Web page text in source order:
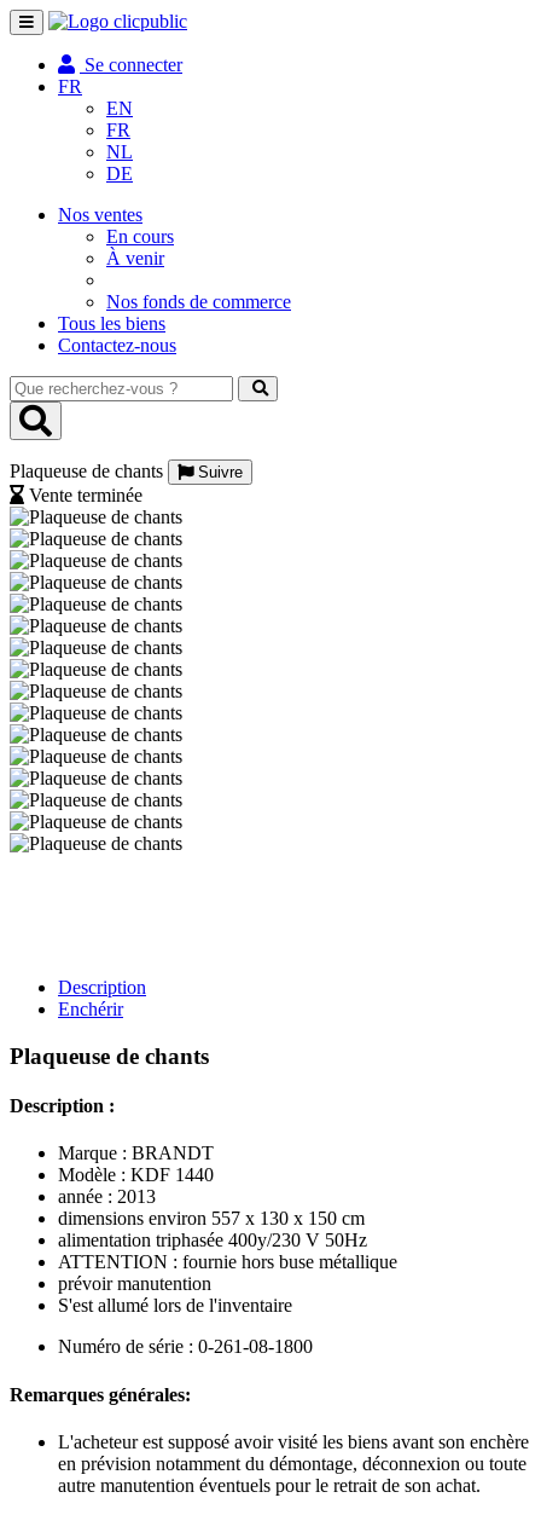
Toggle
navigation
Se connecter
FR
EN
FR
NL
DE
Nos ventes
En cours
À venir
Nos fonds de commerce
Tous les biens
Contactez-nous
Que
recherchez-
vous
Plaqueuse de chants
Suivre
Vente terminée
Description
Enchérir
Plaqueuse de chants
Description :
Marque : BRANDT
Modèle : KDF 1440
année : 2013
dimensions environ 557 x 130 x 150 cm
alimentation triphasée 400y/230 V 50Hz
ATTENTION : fournie hors buse métallique
prévoir manutention
S'est allumé lors de l'inventaire
Numéro de série : 0-261-08-1800
Remarques générales:
L'acheteur est supposé avoir visité les biens avant son enchère
en prévision notamment du démontage, déconnexion ou toute
autre manutention éventuels pour le retrait de son achat.